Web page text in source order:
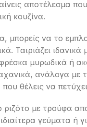
αποτέλεσμα που
κουζίνα.
μπορείς να το
Ταιριάζει
μυρωδικά ή
ανάλογα με
θέλεις να
ριζότο με τρούφα
γεύματα ή